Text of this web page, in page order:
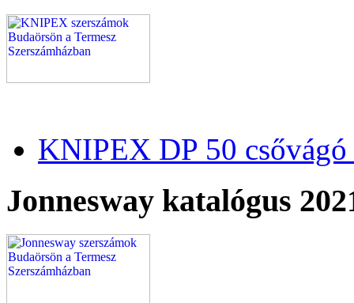
KNIPEX DP 50
Jonnesway katalógus